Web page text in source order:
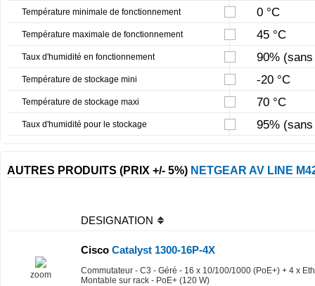
Température minimale de fonctionnement 0 °C
Température maximale de fonctionnement 45 °C
Taux d'humidité en fonctionnement 90%
Température de stockage mini -20 °C
Température de stockage maxi 70 °C
Taux d'humidité pour le stockage 95%
AUTRES PRODUITS (PRIX +/- 5%) NETGEAR AV LINE
DESIGNATION
zoom
Cisco Catalyst 1300-16P-4X
Commutateur - C3 - Géré - 16 x 10/100/1000 (PoE+) + 4 x
Montable sur rack - PoE+ (120 W)